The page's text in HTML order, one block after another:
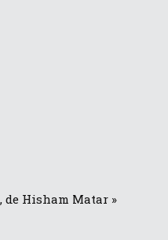
de Hisham Matar »